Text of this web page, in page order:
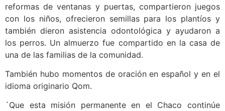
reformas de ventanas y puertas, compartieron juegos
con los niños, ofrecieron semillas para los plantíos y
también dieron asistencia odontológica y ayudaron a
los perros. Un almuerzo fue compartido en la casa de
una de las familias de la comunidad.
También hubo momentos de oración en español y en el
idioma originario Qom.
´Que esta misión permanente en el Chaco continúe